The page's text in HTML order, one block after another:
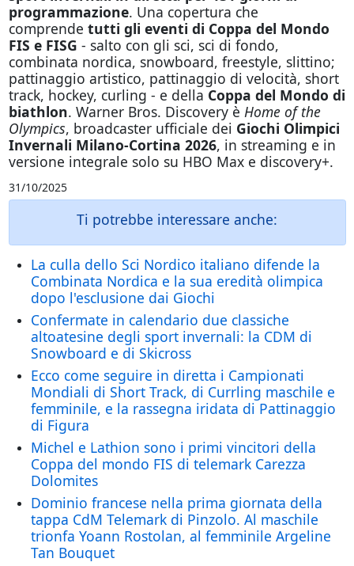
programmazione. Una copertura che
comprende tutti gli eventi di Coppa del Mondo
FIS e FISG - salto con gli sci, sci di fondo,
combinata nordica, snowboard, freestyle, slittino;
pattinaggio artistico, pattinaggio di velocità, short
track, hockey, curling - e della Coppa del Mondo di
biathlon. Warner Bros. Discovery è Home of the
Olympics, broadcaster ufficiale dei Giochi Olimpici
Invernali Milano-Cortina 2026, in streaming e in
versione integrale solo su HBO Max e discovery+.
31/10/2025
Ti potrebbe interessare anche:
La culla dello Sci Nordico italiano difende la
Combinata Nordica e la sua eredità olimpica
dopo l'esclusione dai Giochi
Confermate in calendario due classiche
altoatesine degli sport invernali: la CDM di
Snowboard e di Skicross
Ecco come seguire in diretta i Campionati
Mondiali di Short Track, di Currling maschile e
femminile, e la rassegna iridata di Pattinaggio
di Figura
Michel e Lathion sono i primi vincitori della
Coppa del mondo FIS di telemark Carezza
Dolomites
Dominio francese nella prima giornata della
tappa CdM Telemark di Pinzolo. Al maschile
trionfa Yoann Rostolan, al femminile Argeline
Tan Bouquet